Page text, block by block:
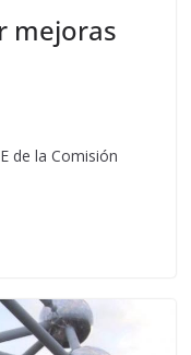
mejoras
de la Comisión